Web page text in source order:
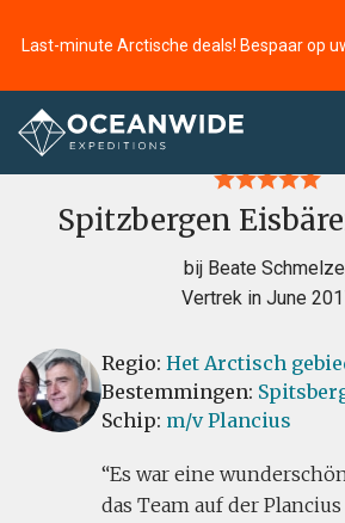
Last-minute Arctische deals! Bespaar op
Home
Spitzbergen
bij Beate
Vertrek in June
Regio: Het Arctisch
Bestemmingen:
Schip: m/v Plancius
Es war eine
das Team auf der